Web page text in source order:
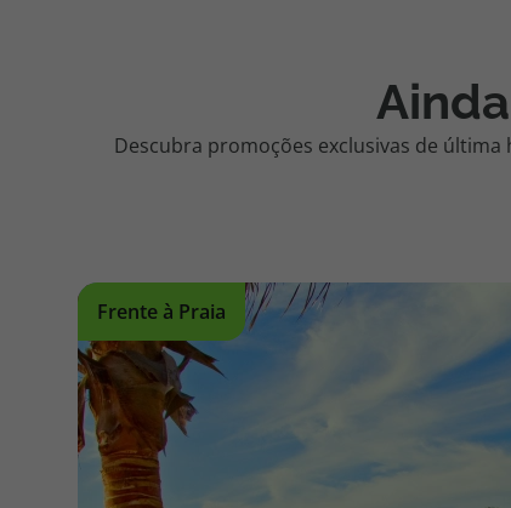
Descubra promoções exclusivas de
Frente à Praia